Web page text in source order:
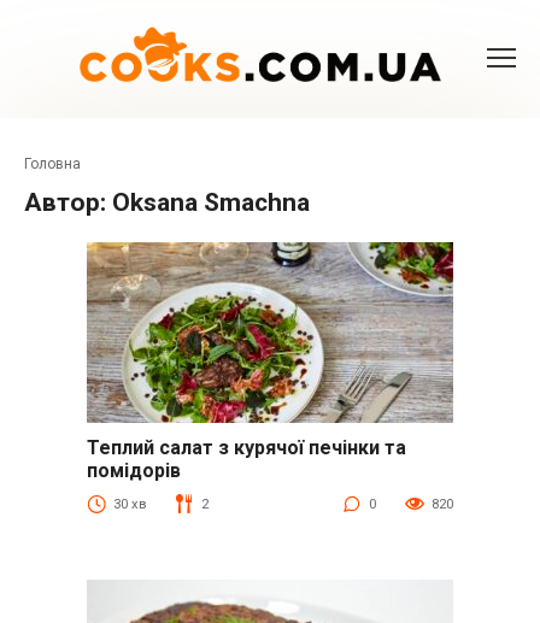
Головна
Автор: Oksana Smachna
Куряча печінка
Теплий салат з курячої печінки та
помідорів
30 хв 2 0 820